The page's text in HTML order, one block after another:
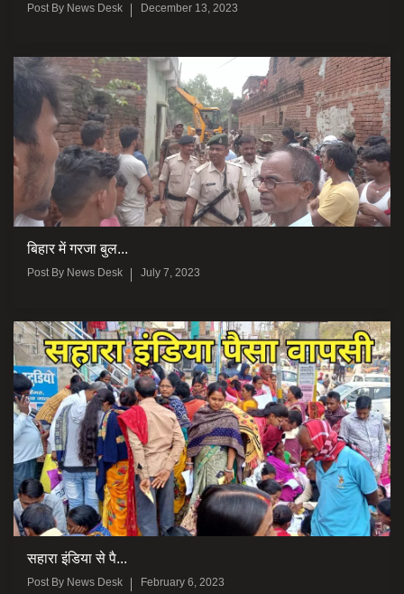
Post By News Desk December 13, 2023
बिहार में गरजा बुल...
Post By News Desk July 7, 2023
सहारा इंडिया से पै...
Post By News Desk February 6, 2023